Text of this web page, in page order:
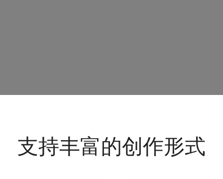
支持丰富的创作形式